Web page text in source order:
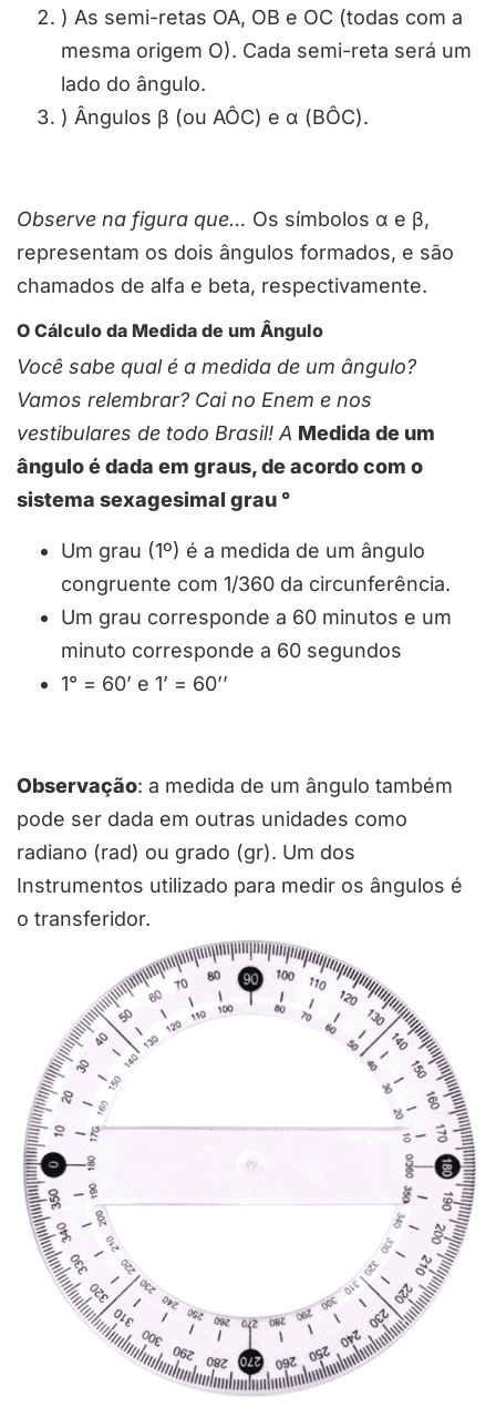
) As semi-retas OA, OB e OC (todas com a
mesma origem O). Cada semi-reta será um
lado do ângulo.
) Ângulos β (ou AÔC) e α (BÔC).
Observe na figura que… Os símbolos α e β,
representam os dois ângulos formados, e são
chamados de alfa e beta, respectivamente.
O Cálculo da Medida de um Ângulo
Você sabe qual é a medida de um ângulo?
Vamos relembrar? Cai no Enem e nos
vestibulares de todo Brasil! A Medida de um
ângulo é dada em graus, de acordo com o
sistema sexagesimal grau °
Um grau (1º) é a medida de um ângulo
congruente com 1/360 da circunferência.
Um grau corresponde a 60 minutos e um
minuto corresponde a 60 segundos
1° = 60’ e 1’ = 60’’
Observação: a medida de um ângulo também
pode ser dada em outras unidades como
radiano (rad) ou grado (gr). Um dos
Instrumentos utilizado para medir os ângulos é
o transferidor.